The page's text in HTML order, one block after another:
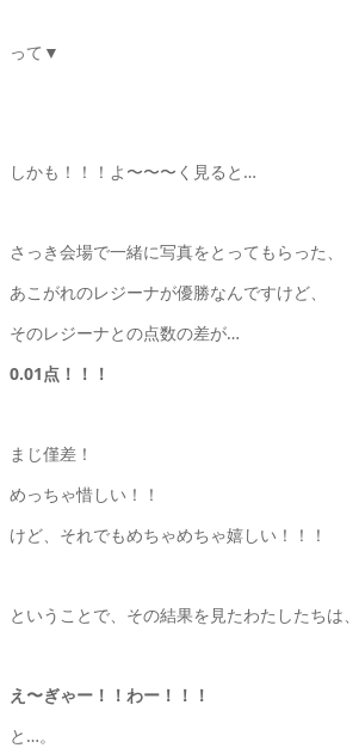
って▼
しかも！！！よ〜〜〜く見ると…
さっき会場で一緒に写真をとってもらった、
あこがれのレジーナが優勝なんですけど、
そのレジーナとの点数の差が…
0.01点！！！
まじ僅差！
めっちゃ惜しい！！
けど、それでもめちゃめちゃ嬉しい！！！
ということで、その結果を見たわたしたちは、
え〜ぎゃー！！わー！！！
と…。